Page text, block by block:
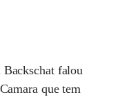
falou
que tem